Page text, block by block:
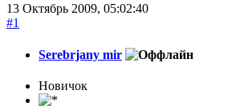
13 Октябрь 2009, 05:02:40
#1
Serebrjany mir
Новичок